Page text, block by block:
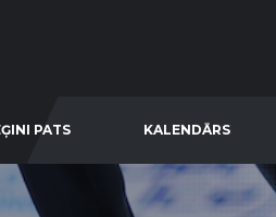
PATS KALENDĀRS